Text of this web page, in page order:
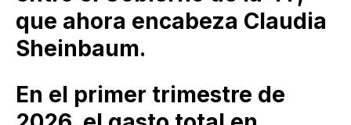
que ahora encabeza Claudia
Sheinbaum.
En el primer trimestre de